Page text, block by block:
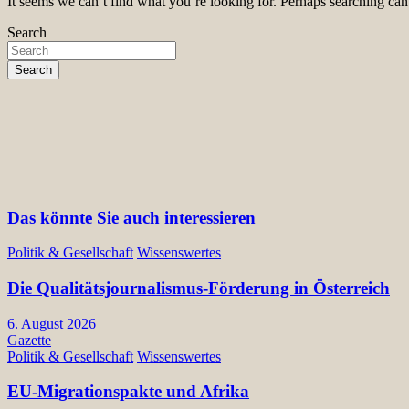
Search
Search
Das könnte Sie auch interessieren
Politik & Gesellschaft Wissenswertes
Die Qualitätsjournalismus-Förderung in Österreich
6. August 2026
Gazette
Politik & Gesellschaft Wissenswertes
EU-Migrationspakte und Afrika